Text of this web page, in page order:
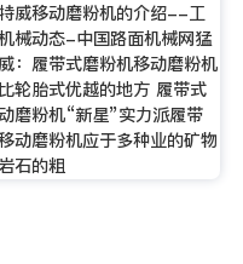
威移动磨粉机的介绍--工
械动态-中国路面机械网猛
：履带式磨粉机移动磨粉机
轮胎式优越的地方 履带式
磨粉机“新星”实力派履带
动磨粉机应于多种业的矿物
石的粗